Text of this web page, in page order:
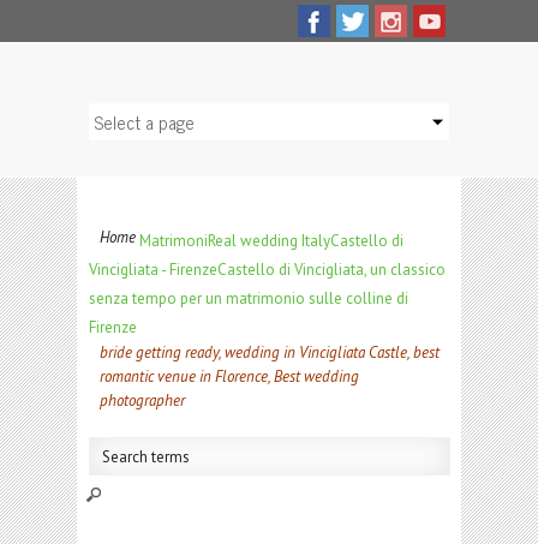
HomeMatrimoniReal wedding ItalyCastello di
Vincigliata - FirenzeCastello di Vincigliata, un classico
senza tempo per un matrimonio sulle colline di
Firenze
bride getting ready, wedding in Vincigliata Castle, best
romantic venue in Florence, Best wedding
photographer